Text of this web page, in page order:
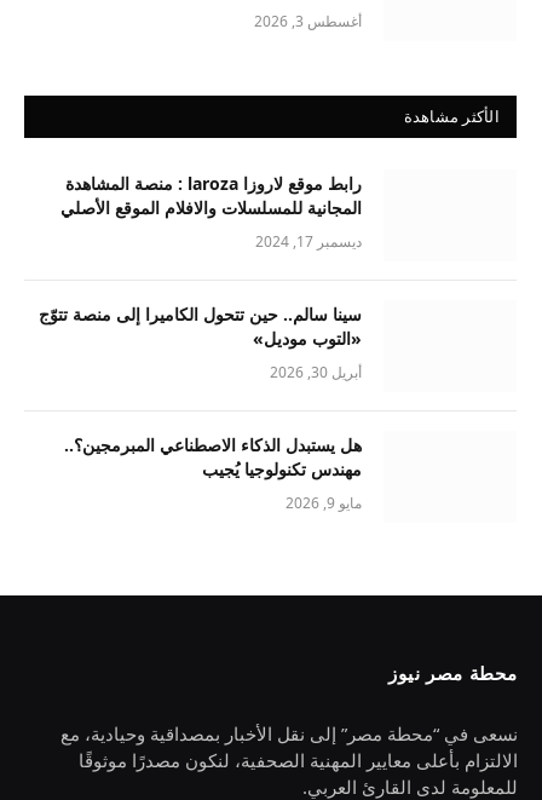
أغسطس 3, 2026
الأكثر مشاهدة
رابط موقع لاروزا laroza : منصة المشاهدة
المجانية للمسلسلات والافلام الموقع الأصلي
ديسمبر 17, 2024
سينا سالم.. حين تتحول الكاميرا إلى منصة تتوّج
«التوب موديل»
أبريل 30, 2026
هل يستبدل الذكاء الاصطناعي المبرمجين؟..
مهندس تكنولوجيا يُجيب
مايو 9, 2026
محطة مصر نيوز
نسعى في “محطة مصر” إلى نقل الأخبار بمصداقية وحيادية، مع
الالتزام بأعلى معايير المهنية الصحفية، لنكون مصدرًا موثوقًا
للمعلومة لدى القارئ العربي.